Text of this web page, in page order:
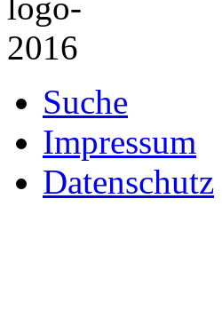
Suche
Impressum
Datenschutz